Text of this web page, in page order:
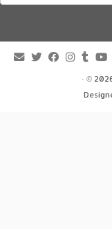
for:
· ©